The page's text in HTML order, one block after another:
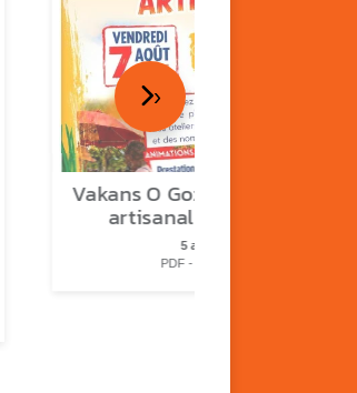
Vakans O Gozyé : le village
artisanal du Gosier
5 août
PDF - 1.2 Mio
›